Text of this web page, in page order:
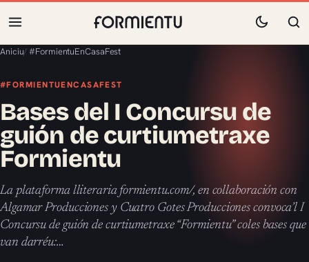
Aniciu/ #FormientuEnCasaFest
#FORMIENTUENCASAFEST
Bases del I Concursu de
guión de curtiumetraxe
Formientu
La plataforma lliteraria formientu.com/, en collaboración con
Algamar Producciones y Cuatro Gotes Producciones convoca’l I
Concursu de guión de curtiumetraxe “Formientu” coles bases que
van darréu:…